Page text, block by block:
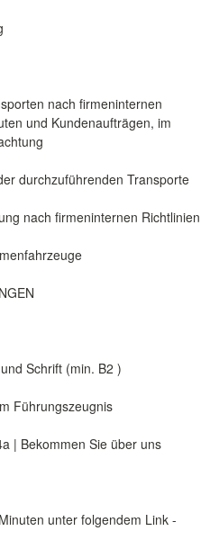
nach firmeninternen
und Kundenaufträgen, im
durchzuführenden Transporte
nach firmeninternen Richtlinien
Schrift (min. B2 )
Führungszeugnis
| Bekommen Sie über uns
unter folgendem Link -